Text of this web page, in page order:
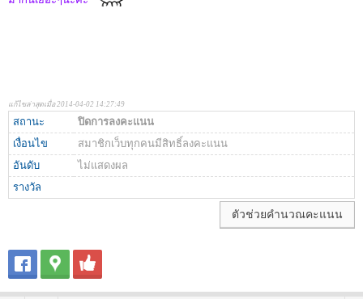
แก้ไขล่าสุดเมื่อ 2014-04-02 14:27:49
สถานะ
ปิดการลงคะแนน
เงื่อนไข
สมาชิกเว็บทุกคนมีสิทธิ์ลงคะแนน
อันดับ
ไม่แสดงผล
รางวัล
ตัวช่วยคำนวณคะแนน